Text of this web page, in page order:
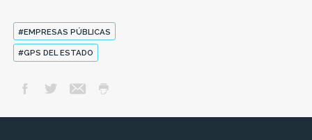
#EMPRESAS PÚBLICAS
#GPS DEL ESTADO